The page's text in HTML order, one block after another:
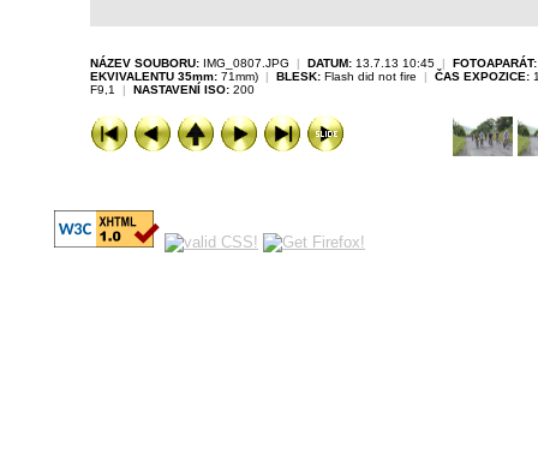
NÁZEV SOUBORU: IMG_0807.JPG | DATUM: 13.7.13 10:45 | FOTOAPARÁT:
EKVIVALENTU 35mm: 71mm) | BLESK: Flash did not fire | ČAS EXPOZICE:
F9,1
| NASTAVENÍ ISO: 200